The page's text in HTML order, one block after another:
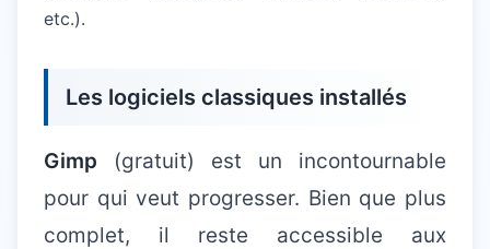
etc.).
Les logiciels classiques installés
Gimp (gratuit) est un incontournable
pour qui veut progresser. Bien que plus
complet, il reste accessible aux